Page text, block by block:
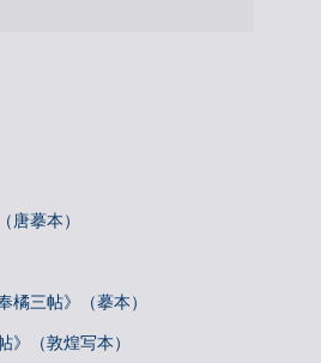
唐摹本）
橘三帖》（摹本）
》（敦煌写本）